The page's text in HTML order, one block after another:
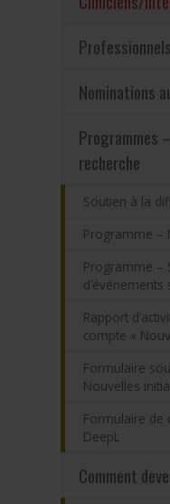
Nominations
Programmes
recherche
Soutien à la
Programme –
Programme –
d’événements
Rapport
compte «
Formulaire
Nouvelles
Formulaire de
DeepL
Comment